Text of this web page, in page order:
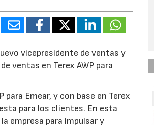
vicepresidente de ventas y
ventas en Terex AWP para
para Emear, y con base en Terex
para los clientes. En esta
empresa para impulsar y